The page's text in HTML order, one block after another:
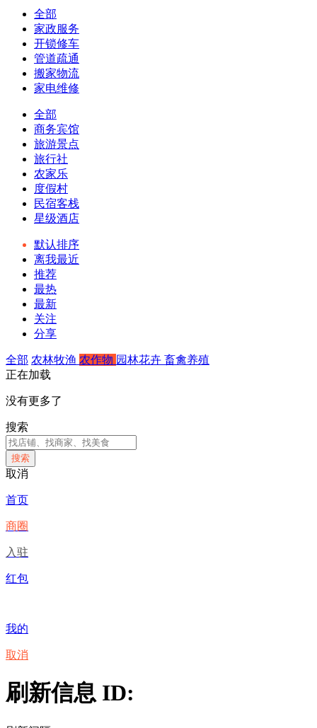
全部
家政服务
开锁修车
管道疏通
搬家物流
家电维修
全部
商务宾馆
旅游景点
旅行社
农家乐
度假村
民宿客栈
星级酒店
默认排序
离我最近
推荐
最热
最新
关注
分享
全部 农林牧渔 农作物 园林花卉 畜禽养殖
正在加载
没有更多了
搜索
搜索
取消
首页
商圈
入驻
红包
我的
取消
刷新信息 ID: